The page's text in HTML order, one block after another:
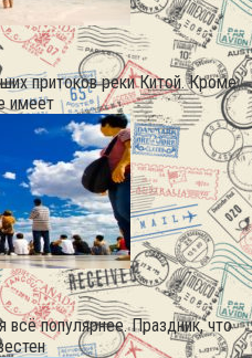
притоков реки Китой. Кроме
имеет
всё популярнее. Праздник, что